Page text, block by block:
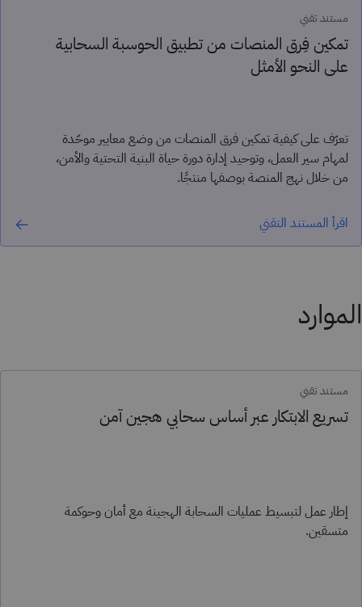
مستند تقني
تمكين فِرق المنصات من تطبيق الحوسبة السحابية
على النحو الأمثل
تعرّف على كيفية تمكين فرق المنصات من وضع معايير موحّدة
لمهام سير العمل، وتوحيد إدارة دورة حياة البنية التحتية والأمن،
من خلال نهج المنصة بوصفها منتجًا.
اقرأ المستند التقني
الموارد
مستند تقني
تسريع الابتكار عبر أساس سحابي هجين آمن
إطار عمل لتبسيط عمليات السحابة الهجينة مع أمان وحوكمة
متسقين.